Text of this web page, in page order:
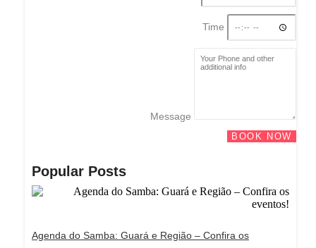
Time
Message
BOOK NOW
Popular Posts
Agenda do Samba: Guará e Região – Confira os